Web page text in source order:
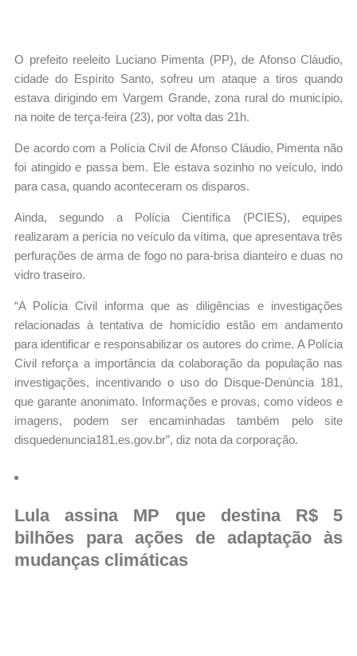
O prefeito reeleito Luciano Pimenta (PP), de Afonso Cláudio,
cidade do Espírito Santo, sofreu um ataque a tiros quando
estava dirigindo em Vargem Grande, zona rural do município,
na noite de terça-feira (23), por volta das 21h.
De acordo com a Polícia Civil de Afonso Cláudio, Pimenta não
foi atingido e passa bem. Ele estava sozinho no veículo, indo
para casa, quando aconteceram os disparos.
Ainda, segundo a Polícia Científica (PCIES), equipes
realizaram a perícia no veículo da vítima, que apresentava três
perfurações de arma de fogo no para-brisa dianteiro e duas no
vidro traseiro.
“A Polícia Civil informa que as diligências e investigações
relacionadas à tentativa de homicídio estão em andamento
para identificar e responsabilizar os autores do crime. A Polícia
Civil reforça a importância da colaboração da população nas
investigações, incentivando o uso do Disque-Denúncia 181,
que garante anonimato. Informações e provas, como vídeos e
imagens, podem ser encaminhadas também pelo site
disquedenuncia181.es.gov.br”, diz nota da corporação.
Lula assina MP que destina R$ 5
bilhões para ações de adaptação às
mudanças climáticas